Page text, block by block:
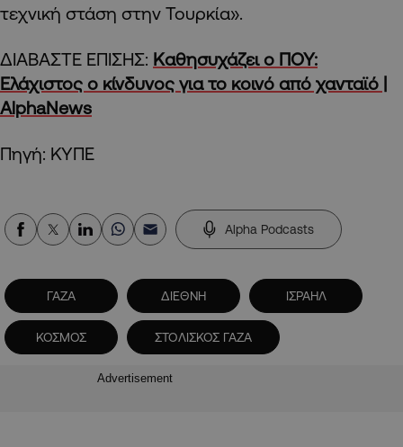
τεχνική στάση στην Τουρκία».
ΔΙΑΒΑΣΤΕ ΕΠΙΣΗΣ: Καθησυχάζει ο ΠΟΥ:
Eλάχιστος ο κίνδυνος για το κοινό από χανταϊό |
AlphaNews
Πηγή: ΚΥΠΕ
Alpha Podcasts
ΓΑΖΑ ΔΙΕΘΝΗ ΙΣΡΑΗΛ
ΚΟΣΜΟΣ ΣΤΟΛΙΣΚΟΣ ΓΑΖΑ
Advertisement